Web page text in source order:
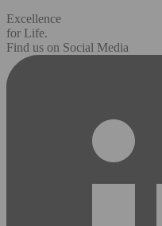
Excellence
for Life.
Find us on Social Media